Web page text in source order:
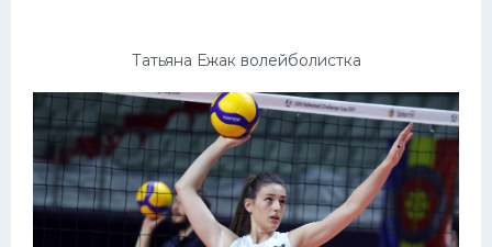
Татьяна Ежак волейболистка